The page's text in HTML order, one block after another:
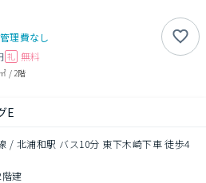
管理費なし
礼 無料
/ 2階
E
/ 北浦和駅 バス10分 東下木崎下車 徒歩4
階建